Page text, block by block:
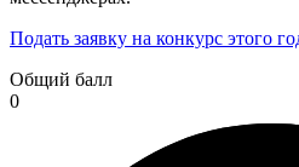
Подать заявку на конкурс этого
Общий балл
0